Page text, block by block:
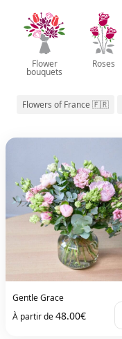
Flower
bouquets
Roses
Flowers of France 🇫🇷
Gentle Grace
À partir de48.00€